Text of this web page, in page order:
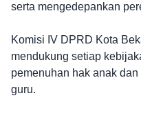
serta mengedepankan
Komisi IV DPRD Kota
mendukung setiap
pemenuhan hak anak
guru.